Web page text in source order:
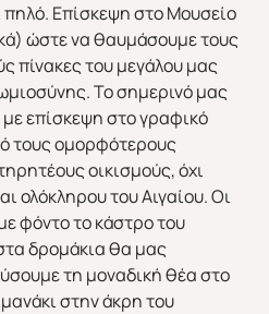
Επίσκεψη στο Μουσείο
ώστε να θαυμάσουμε τους
πίνακες του μεγάλου μας
Το σημερινό μας
με επίσκεψη στο γραφικό
τους ομορφότερους
οικισμούς, όχι
ολόκληρου του Αιγαίου. Οι
φόντο το κάστρο του
δρομάκια θα μας
τη μοναδική θέα στο
στην άκρη του